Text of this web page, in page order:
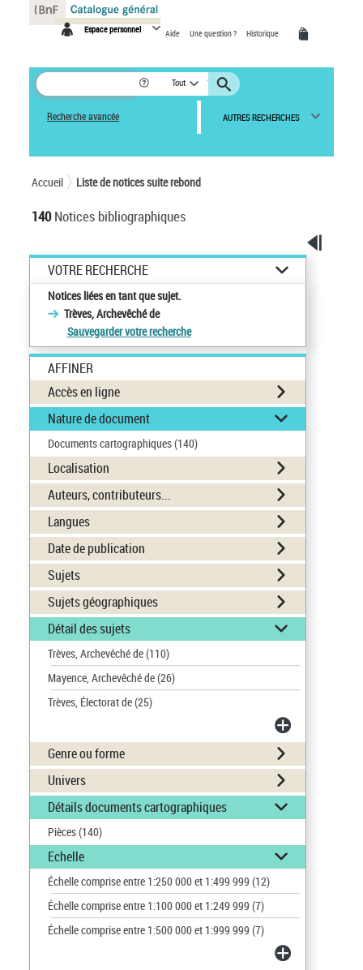
Espace personnel Aide Une question ? Historique
Tout
Recherche avancée AUTRES RECHERCHES
Accueil Liste de notices suite rebond
140Notices bibliographiques
VOTRE RECHERCHE
Notices liées en tant que sujet.
Trèves, Archevêché de
Sauvegarder votre recherche
AFFINER
Accès en ligne
Nature de document
Documents cartographiques(140)
Localisation
Auteurs, contributeurs...
Langues
Date de publication
Sujets
Sujets géographiques
Détail des sujets
Trèves, Archevêché de(110)
Mayence, Archevêché de(26)
Trèves, Électorat de(25)
Genre ou forme
Univers
Détails documents cartographiques
Pièces(140)
Echelle
Échelle comprise entre 1:250 000 et 1:499 999 (12)
Échelle comprise entre 1:100 000 et 1:249 999 (7)
Échelle comprise entre 1:500 000 et 1:999 999 (7)
Panneau de gestion des cookies